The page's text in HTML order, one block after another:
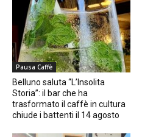
Pausa Caffè
Belluno saluta “L’Insolita
Storia”: il bar che ha
trasformato il caffè in cultura
chiude i battenti il 14 agosto